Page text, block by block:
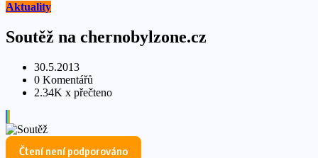
Aktuality
Soutěž na chernobylzone.cz
30.5.2013
0 Komentářů
2.34K x přečteno
Čtení není podporováno